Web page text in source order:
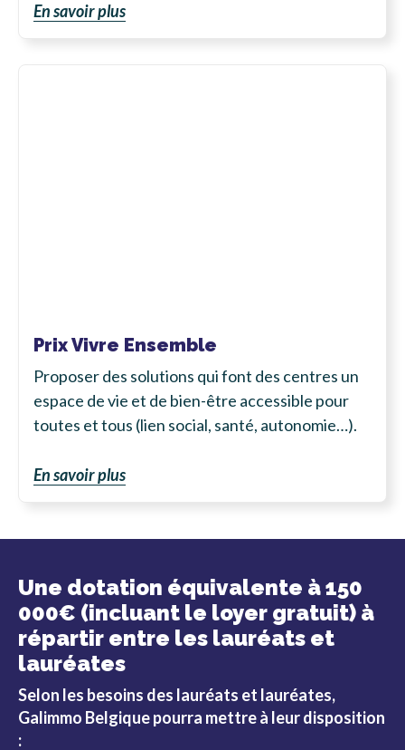
En savoir plus
Prix Vivre Ensemble
Proposer des solutions qui font des centres un
espace de vie et de bien-être accessible pour
toutes et tous (lien social, santé, autonomie…).
En savoir plus
Une dotation équivalente à 150
000€ (incluant le loyer gratuit) à
répartir entre les lauréats et
lauréates
Selon les besoins des lauréats et lauréates,
Galimmo Belgiquepourra mettre à leur disposition
: